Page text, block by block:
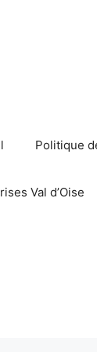
Politique
Val d’Oise